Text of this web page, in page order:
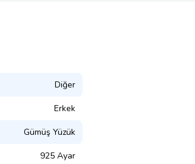
Diğer
Erkek
Gümüş Yüzük
925 Ayar